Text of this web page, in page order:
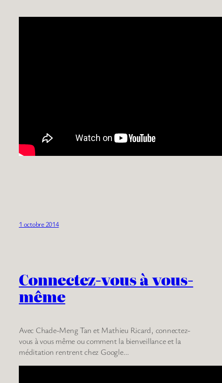
1 octobre 2014
Connectez-vous à vous-
même
Avec Chade-Meng Tan et Mathieu Ricard, connectez-
vous à vous même ou comment la bienveillance et la
méditation rentrent chez Google…